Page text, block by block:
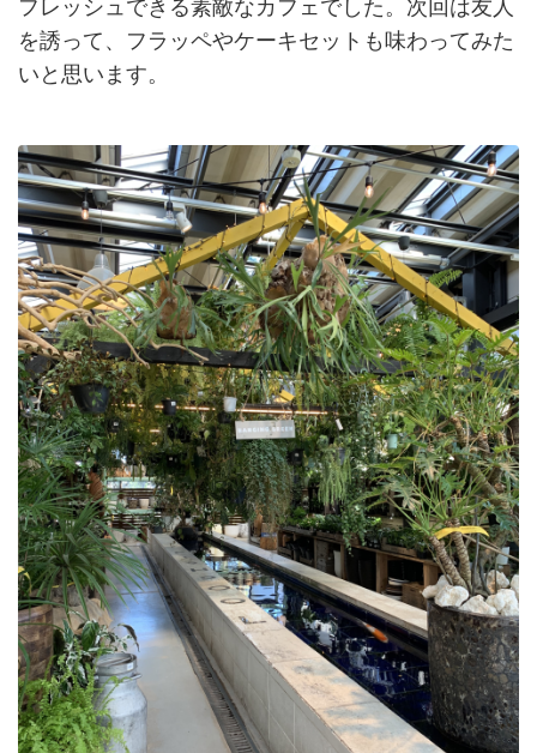
フレッシュできる素敵なカフェでした。次回は友人
を誘って、フラッペやケーキセットも味わってみた
いと思います。